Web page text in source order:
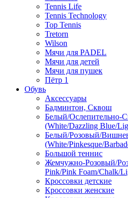
Tennis Life
Tennis Technology
Top Tennis
Tretorn
Wilson
Мячи для PADEL
Мячи для детей
Мячи для пушек
Пётр 1
Обувь
Аксессуары
Бадминтон, Сквош
Белый/Ослепительно-
(White/Dazzling Blue/
Белый/Розовый/
(White/Pinkesque/
Большой теннис
Жемчужно-Розовый/
Pink/Pink Foam/Chalk/
Кроссовки детские
Кроссовки женские